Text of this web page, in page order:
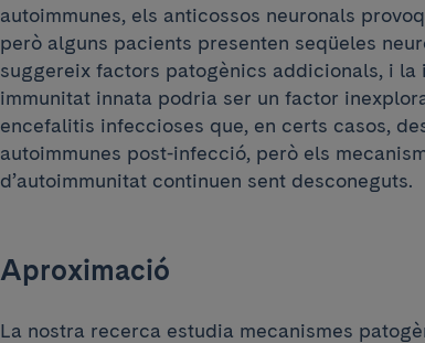
autoimmunes, els anticossos neuronals
però alguns pacients presenten seqüeles
suggereix factors patogènics addicionals, i
immunitat innata podria ser un factor
encefalitis infeccioses que, en certs casos,
autoimmunes post-infecció, però els
d’autoimmunitat continuen sent desconeguts.
Aproximació
La nostra recerca estudia mecanismes